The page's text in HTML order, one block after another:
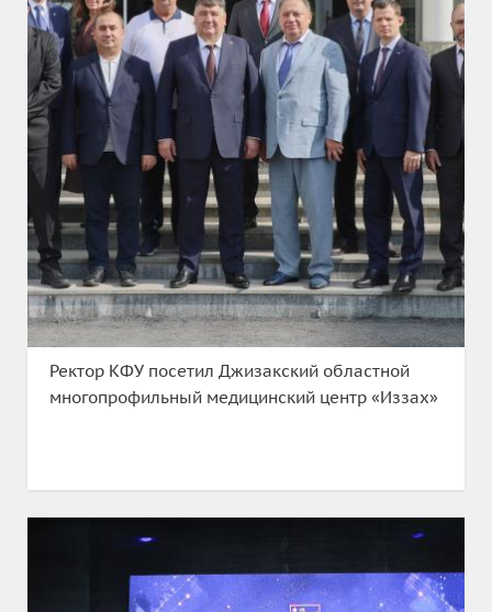
Ректор КФУ посетил Джизакский областной
многопрофильный медицинский центр «Иззах»